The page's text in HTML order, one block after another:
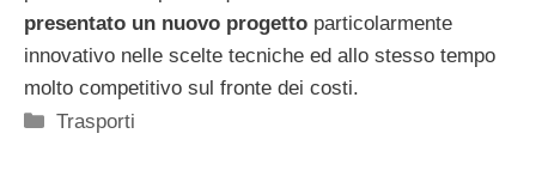
presentato un nuovo progetto particolarmente
innovativo nelle scelte tecniche ed allo stesso tempo
molto competitivo sul fronte dei costi.
Categorie
Trasporti